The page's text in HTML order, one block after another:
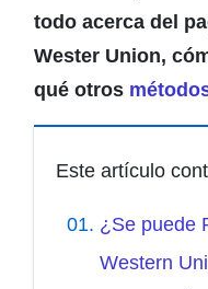
todo acerca del
Wester Union,
qué otros
Este artículo
¿Se puede
Western